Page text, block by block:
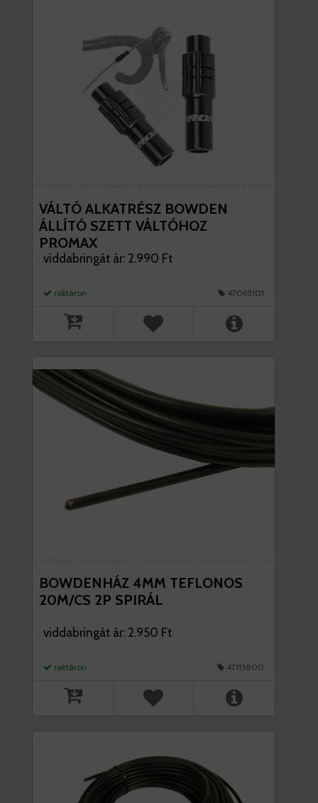
VÁLTÓ ALKATRÉSZ BOWDEN
ÁLLÍTÓ SZETT VÁLTÓHOZ
PROMAX
viddabringát ár: 2.990 Ft
raktáron 47065101
BOWDENHÁZ 4MM TEFLONOS
20M/CS 2P SPIRÁL
viddabringát ár: 2.950 Ft
raktáron 47113800